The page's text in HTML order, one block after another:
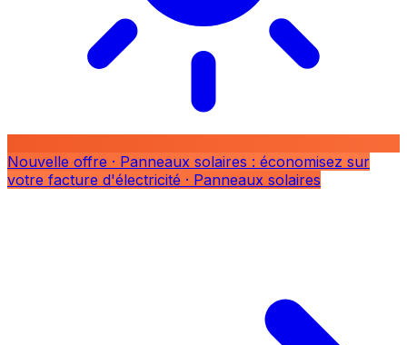
Nouvelle offre · Panneaux solaires : économisez sur
votre facture d'électricité · Panneaux solaires